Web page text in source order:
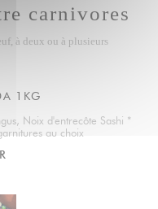
carnivores
à deux ou à plusieurs
1KG
Noix d'entrecôte Sashi *
au choix